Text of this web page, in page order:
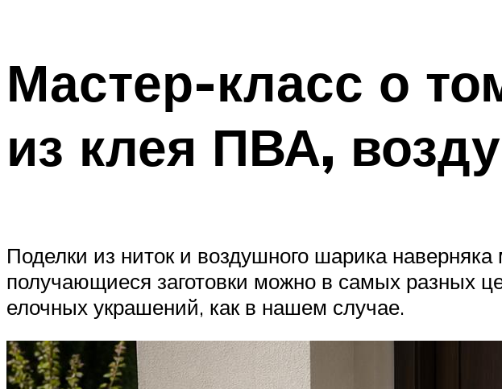
Мастер-класс о
из клея ПВА,
Поделки из ниток и воздушного шарика
получающиеся заготовки можно в самых разных
елочных украшений, как в нашем случае.